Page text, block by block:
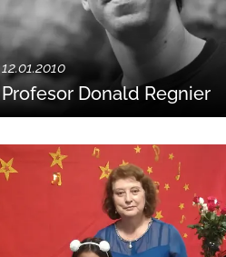
12.01.2010
Profesor Donald Regnier